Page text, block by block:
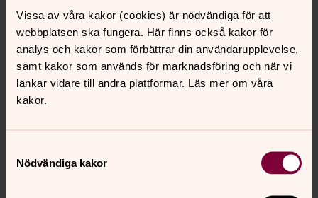
Vissa av våra kakor (cookies) är nödvändiga för att
webbplatsen ska fungera. Här finns också kakor för
analys och kakor som förbättrar din användarupplevelse,
samt kakor som används för marknadsföring och när vi
länkar vidare till andra plattformar. Läs mer om våra
kakor.
Nödvändiga kakor
Hela året går det givetvis bra att boka dop, vigsel eller
begravning i kyrkan. När en förrättning har bokats ser vi
också till att värmen är igång.
Vill du besöka kyrkan är du mycket välkommen att ta
kontakt med församlingens expedition (tel.nr: 0171-46